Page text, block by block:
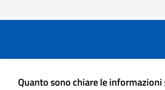
Quanto sono chiare le